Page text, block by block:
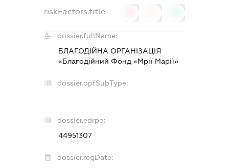
riskFactors.title
dossier.fullName:
БЛАГОДІЙНА ОРГАНІЗАЦІЯ
«Благодійний Фонд «Мрії Марії»
dossier.opfSubType:
-
dossier.edrpo:
44951307
dossier.regDate: